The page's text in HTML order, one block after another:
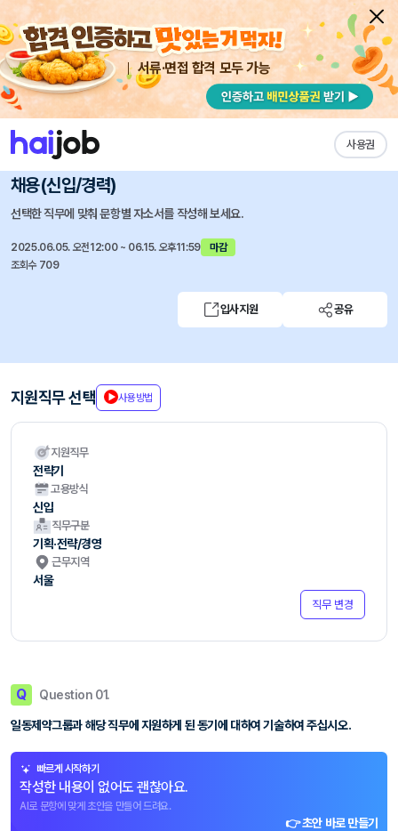
서류·면접 합격 모두 가능
사용권
채용공고 자소서 자유항목 자소서 내 작성목록
일동홀딩스 즐겨찾기
[일동홀딩스] 2025년 6월 수시채용 전략기획 포지션
채용(신입/경력)
선택한 직무에 맞춰 문항별 자소서를 작성해 보세요.
2025.06.05. 오전12:00 ~ 06.15. 오후11:59
마감
조회수 709
입사지원 공유
지원직무 선택 사용방법
지원직무
전략기
고용방식
신입
직무구분
기획·전략/경영
근무지역
서울
직무 변경
Q Question 01.
일동제약그룹과 해당 직무에 지원하게 된 동기에 대하여 기술하여 주십시오.
빠르게 시작하기
작성한 내용이 없어도 괜찮아요.
AI로 문항에 맞게 초안을 만들어 드려요.
👉 초안 바로 만들기